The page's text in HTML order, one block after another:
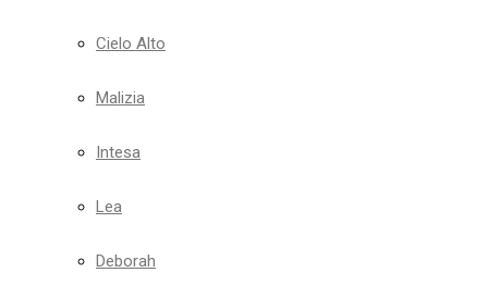
Cielo Alto
Malizia
Intesa
Lea
Deborah